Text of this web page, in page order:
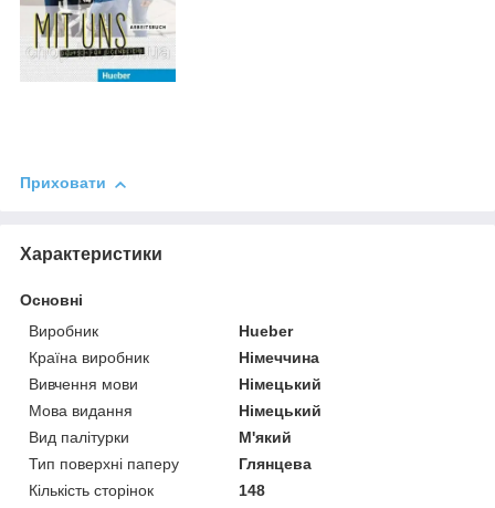
Приховати
Характеристики
Основні
Виробник
Hueber
Країна виробник
Німеччина
Вивчення мови
Німецький
Мова видання
Німецький
Вид палітурки
М'який
Тип поверхні паперу
Глянцева
Кількість сторінок
148